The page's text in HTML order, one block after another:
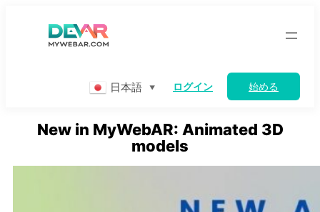
日本語 ▼ ログイン 始める
New in MyWebAR: Animated 3D
models